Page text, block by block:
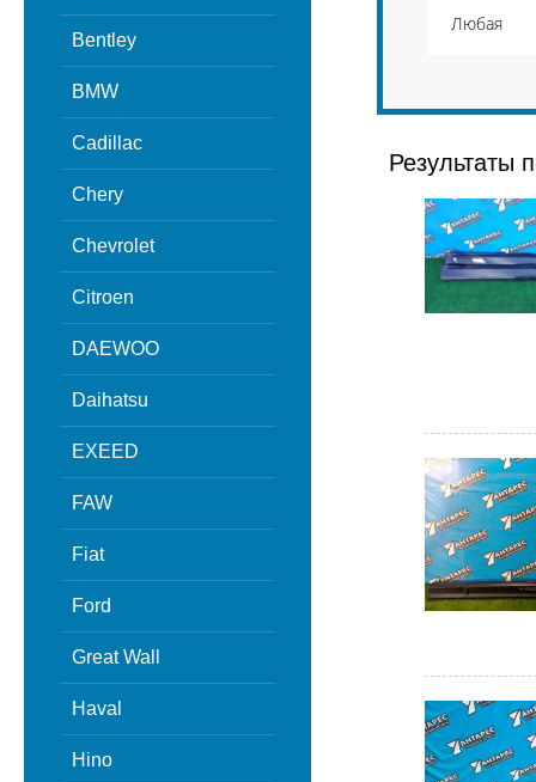
Bentley
BMW
Cadillac
Chery
Chevrolet
Citroen
DAEWOO
Daihatsu
EXEED
FAW
Fiat
Ford
Great Wall
Haval
Hino
Результаты